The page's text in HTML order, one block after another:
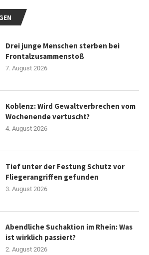
Drei junge Menschen sterben bei
Frontalzusammenstoß
7. August 2026
Koblenz: Wird Gewaltverbrechen vom
Wochenende vertuscht?
4. August 2026
Tief unter der Festung Schutz vor
Fliegerangriffen gefunden
3. August 2026
Abendliche Suchaktion im Rhein: Was
ist wirklich passiert?
2. August 2026